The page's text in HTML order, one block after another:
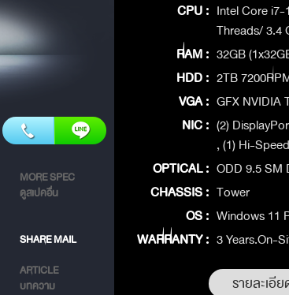
MORE SPEC
ดูสเปคอื่น
SHARE MAIL
ARTICLE
บทความ
CPU : Intel Core
Threads/ 3.4
RAM : 32GB
HDD : 2TB
VGA : GFX NVIDIA
NIC : (2)
, (1) Hi-
OPTICAL : ODD 9.5 SM
CHASSIS : Tower
OS : Windows 11
WARRANTY : 3 Years.On-
รายละเอี